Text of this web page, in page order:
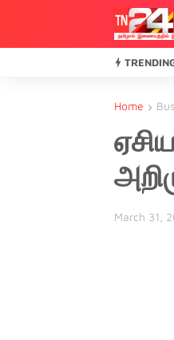
Home
March 31,